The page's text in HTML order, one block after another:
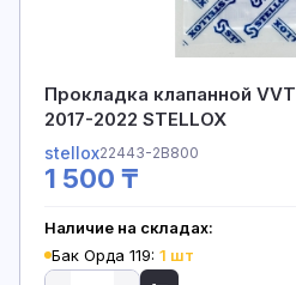
Прокладка клапанной
2017-2022 STELLOX
stellox22443-2B800
1 500 ₸
Наличие на складах:
Бак Орда 119: 1 шт